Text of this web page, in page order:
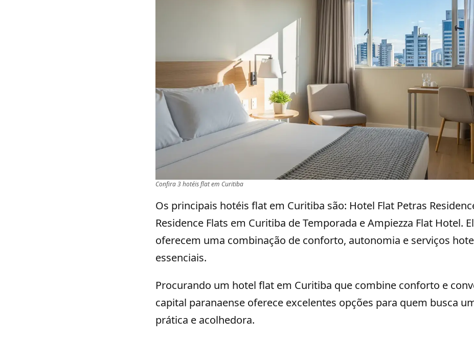
Confira 3 hotéis flat em Curitiba
Os principais hotéis flat em Curitiba são: Hotel Flat Petras
Residence Flats em Curitiba de Temporada e Ampiezza Flat Hotel.
oferecem uma combinação de conforto, autonomia e serviços
essenciais.
Procurando um hotel flat em Curitiba que combine conforto e
capital paranaense oferece excelentes opções para quem busca
prática e acolhedora.